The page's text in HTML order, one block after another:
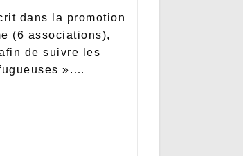
dans la promotion
(6 associations),
de suivre les
».…